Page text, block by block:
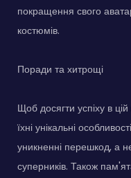
покращення свого
костюмів.
Поради та хитрощі
Щоб досягти успіху в
їхні унікальні
уникненні перешкод, а
суперників. Також